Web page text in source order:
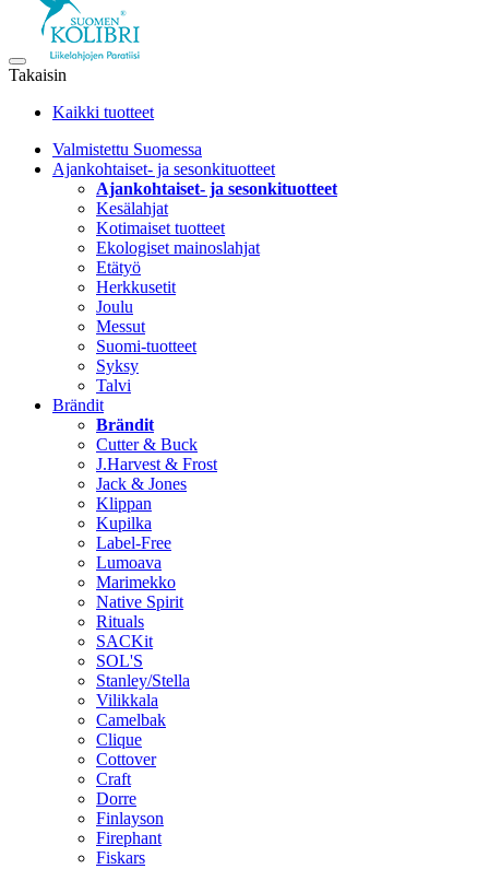
Takaisin
Kaikki tuotteet
Valmistettu Suomessa
Ajankohtaiset- ja sesonkituotteet
Ajankohtaiset- ja sesonkituotteet
Kesälahjat
Kotimaiset tuotteet
Ekologiset mainoslahjat
Etätyö
Herkkusetit
Joulu
Messut
Suomi-tuotteet
Syksy
Talvi
Brändit
Brändit
Cutter & Buck
J.Harvest & Frost
Jack & Jones
Klippan
Kupilka
Label-Free
Lumoava
Marimekko
Native Spirit
Rituals
SACKit
SOL'S
Stanley/Stella
Vilikkala
Camelbak
Clique
Cottover
Craft
Dorre
Finlayson
Firephant
Fiskars